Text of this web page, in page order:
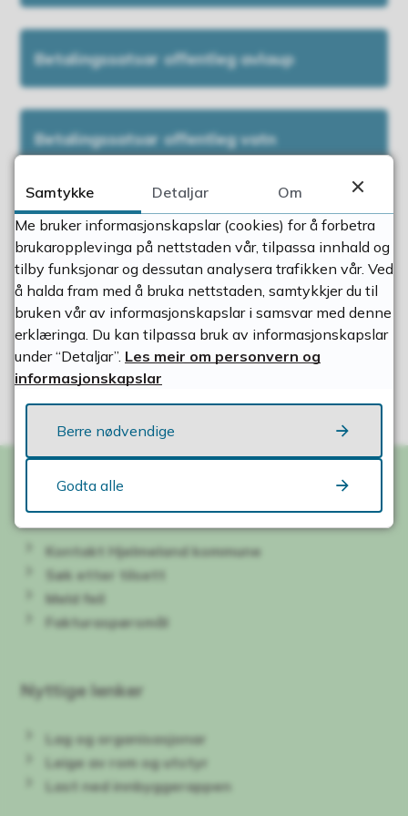
Betalingssatsar offentleg avlaup
Betalingssatsar offentleg vatn
Prisliste (gebyrregulativ) offentleg vatn
og avlaup 2026
Fann du det du leita etter?
Kontakt Hjelmeland kommune
Søk etter tilsett
Meld feil
Fakturaspørsmål
Nyttige lenker
Lag og organisasjonar
Leige av rom og utstyr
Last ned innbyggerappen
Samtykke Detaljar
Om
Me bruker informasjonskapslar (cookies) for å forbetra
brukaropplevinga på nettstaden vår, tilpassa innhald og
tilby funksjonar og dessutan analysera trafikken vår. Ved
å halda fram med å bruka nettstaden, samtykkjer du til
bruken vår av informasjonskapslar i samsvar med denne
erklæringa. Du kan tilpassa bruk av informasjonskapslar
under “Detaljar”. Les meir om personvern og
informasjonskapslar
Berre nødvendige
Godta alle